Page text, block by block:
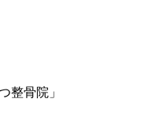
整骨院」